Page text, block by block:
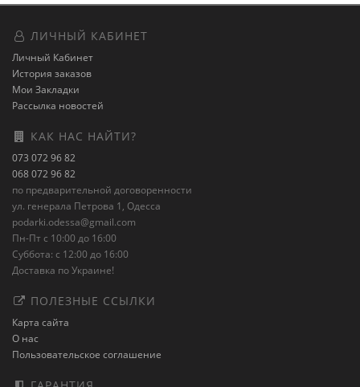
ЛИЧНЫЙ КАБИНЕТ
Личный Кабинет
История заказов
Мои Закладки
Рассылка новостей
КАК НАС НАЙТИ?
073 072 96 82
068 072 96 82
по предварительной договоренности
ул. генерала Петрова 1, Одесса
podarki.odessa@gmail.com
Пн-Пт с 10:00 до 16:00
Суббота: с 12:00 до 16:00
Доставка по Украине!
ПОЛЕЗНЫЕ ССЫЛКИ
Карта сайта
О нас
Пользовательское соглашение